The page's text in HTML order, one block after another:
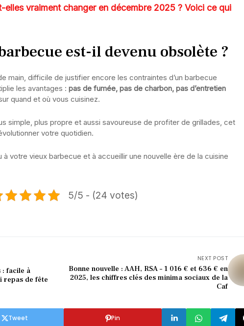
elles vraiment changer en décembre 2025 ? Voici ce qui
est-il devenu obsolète ?
main, difficile de justifier encore les contraintes d’un barbecue
les avantages : pas de fumée, pas de charbon, pas d’entretien
quand et où vous cuisinez.
simple, plus propre et aussi savoureuse de profiter de grillades, cet
votre quotidien.
votre vieux barbecue et à accueillir une nouvelle ère de la cuisine
5/5 - (24 votes)
: facile à
repas de fête
NEXT POST
Bonne nouvelle : AAH, RSA – 1 016 € et 636 € en
2025, les chiffres clés des minima sociaux de la
Caf
Tweet Pin